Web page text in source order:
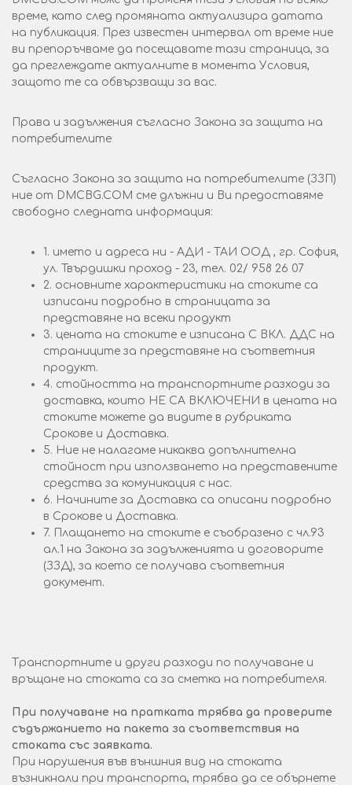
време, като след промяната актуализира датата
на публикация. През известен интервал от време ние
ви препоръчваме да посещавате тази страница, за
да преглеждате актуалните в момента Условия,
защото те са обвързващи за вас.
Права и задължения съгласно Закона за защита на
потребителите
Съгласно Закона за защита на потребителите (ЗЗП)
ние от DMCBG.COM сме длъжни и Ви предоставяме
свободно следната информация:
1. името и адреса ни - АДИ - ТАИ ООД , гр. София,
ул. Твърдишки проход - 23, тел. 02/ 958 26 07
2. основните характеристики на стоките са
изписани подробно в страницата за
представяне на всеки продукт
3. цената на стоките е изписана С ВКЛ. ДДС на
страниците за представяне на съответния
продукт.
4. стойността на транспортните разходи за
доставка, които НЕ СА ВКЛЮЧЕНИ в цената на
стоките можете да видите в рубриката
Срокове и Доставка.
5. Ние не налагаме никаква допълнителна
стойност при използването на представените
средства за комуникация с нас.
6. Начините за Доставка са описани подробно
в Срокове и Доставка.
7. Плащането на стоките е съобразено с чл.93
ал.1 на Закона за задълженията и договорите
(ЗЗД), за което се получава съответния
документ.
Транспортните и други разходи по получаване и
връщане на стоката са за сметка на потребителя.
При получаване на пратката трябва да проверите
съдържанието на пакета за съответствия на
стоката със заявката.
При нарушения във външния вид на стоката
възникнали при транспорта, трябва да се обърнете